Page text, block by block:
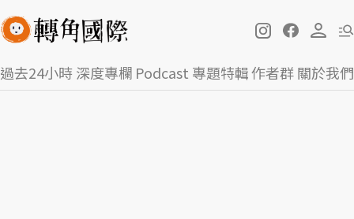
過去24小時深度專欄 Podcast 專題特輯作者群關於我們